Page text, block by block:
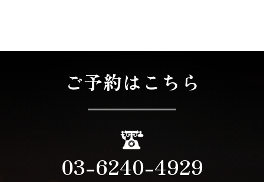
ご予約はこちら
03-6240-4929